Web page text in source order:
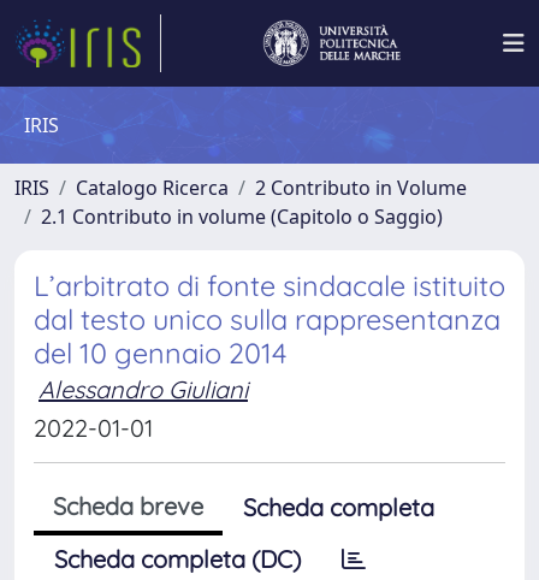
IRIS
IRIS Catalogo Ricerca
2 Contributo in Volume
2.1 Contributo in volume (Capitolo o Saggio)
L’arbitrato di fonte sindacale istituito
dal testo unico sulla rappresentanza
del 10 gennaio 2014
Alessandro Giuliani
2022-01-01
Scheda breve
Scheda completa
Scheda completa (DC)